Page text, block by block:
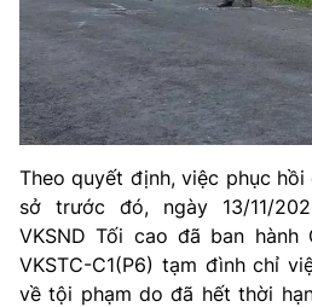
Hậu trường
Nhân vật
Khán giả
Giải sao mai
Giải trí
Điện ảnh
Âm nhạc
Đời sống
Du lịch
Làm đẹp
Chất lượng cuộc sống
Giáo dục
Tuyển sinh
Học trực tuyến
Công nghệ
Hitech Công nghệ tương lai
Giao lưu trực tuyến
Theo quyết định, việc phục
sở trước đó, ngày 13/11/
VKSND Tối cao đã ban
VKSTC-C1(P6) tạm đình chỉ
về tội phạm do đã hết thời